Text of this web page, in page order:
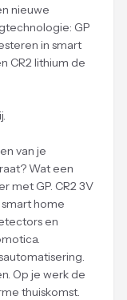
nieuwe
GP
in smart
CR2 lithium de
van je
Wat een
met GP. CR2 3V
home
en
Op je werk de
thuiskomst.